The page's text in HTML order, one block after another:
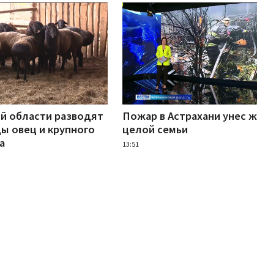
области разводят
овец и крупного
Пожар в Астрахани унес
целой семьи
13:51